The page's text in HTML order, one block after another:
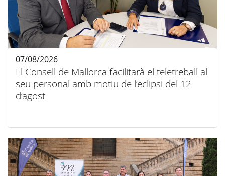
El Consell de Mallorca facilitarà el teletreball al
seu personal amb motiu de l’eclipsi del 12
d’agost
07/08/2026